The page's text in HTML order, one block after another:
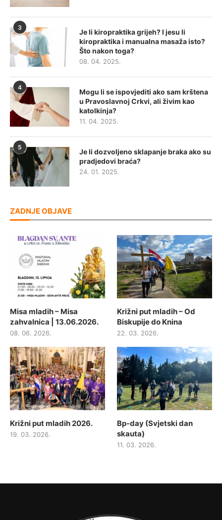
3
Je li kiropraktika grijeh? I jesu li
kiropraktika i manualna masaža isto?
Što nakon toga?
08. 04. 2025.
4
Mogu li se ispovjediti ako sam krštena
u Pravoslavnoj Crkvi, ali živim kao
katolkinja?
11. 04. 2025.
5
Je li dozvoljeno sklapanje braka ako su
pradjedovi braća?
24. 01. 2025.
ZADNJE OBJAVE
Misa mladih – Misa
zahvalnica | 13.06.2026.
08. 06. 2026.
Križni put mladih – Od
Biskupije do Knina
22. 03. 2026.
Križni put mladih 2026.
19. 03. 2026.
Bp-day (Svjetski dan
skauta)
11. 03. 2026.